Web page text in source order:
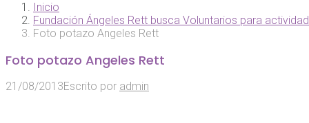
Inicio
Fundación Ángeles Rett busca Voluntarios para
Foto potazo Angeles Rett
Foto potazo Angeles Rett
21/08/2013Escrito por admin